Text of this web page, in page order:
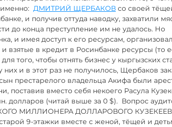
ДМИТРИЙ ЩЕРБАКОВ со своей
и получив оттуда наводку, захватили
до конца преступление им не удалось. Но
и имея доступ к его ресурсам,
в кредит в Росинбанке ресурсы (то
того, чтобы отнять бизнес у кыргызских
и в этот раз не получилось, Щербаков
престарелого владельца Акифа были
поставив вместо себя некоего Расула
(читай выше за 0 $).  Вопрос
МИЛЛИОНЕРА ДОЛЛАРОВОГО
9-этажки вместе с женой, тёщей и